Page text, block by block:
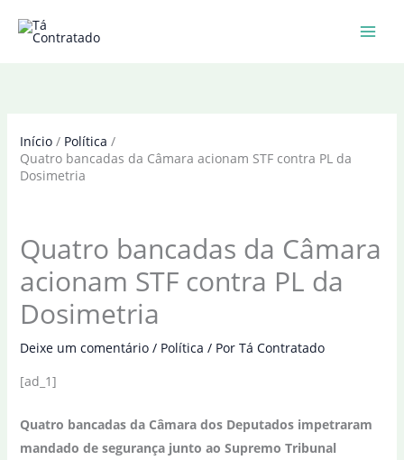
para
Início
Política
Quatro bancadas da Câmara acionam STF contra PL da
Dosimetria
Quatro bancadas da Câmara
acionam STF contra PL da
Dosimetria
Deixe um comentário / Política / Por Tá Contratado
[ad_1]
Quatro bancadas da Câmara dos Deputados impetraram
mandado de segurança junto ao Supremo Tribunal